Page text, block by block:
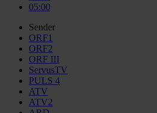
05:00
Sender
ORF1
ORF2
ORF III
ServusTV
PULS 4
ATV
ATV2